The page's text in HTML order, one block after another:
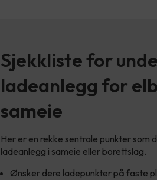
Sjekkliste for
ladeanlegg for
sameie
Her er en rekke sentrale punkter som
ladeanlegg i sameie eller borettslag.
Ønsker dere ladepunkter på faste